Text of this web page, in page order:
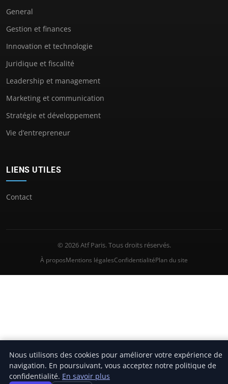
General
Gestion et finances
Innovation et technologie
Juridique et fiscalité
Leadership et management
Marketing et communication
Stratégie et développement
Vie d’entrepreneur
LIENS UTILES
Contact
© 2026 Atf Paris. Tous droits réservés.
À proposMentions légalesConfidentialitéPlan du site
Nous utilisons des cookies pour améliorer votre expérience de
navigation. En poursuivant, vous acceptez notre politique de
confidentialité. En savoir plus